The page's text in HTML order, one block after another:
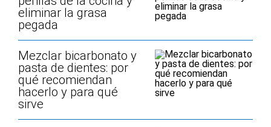
eliminar la grasa
pegada
Mezclar bicarbonato y
pasta de dientes: por
qué recomiendan
hacerlo y para qué
sirve